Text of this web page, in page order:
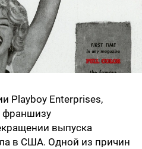
Playboy Enterprises,
франшизу
выпуска
в США. Одной из причин